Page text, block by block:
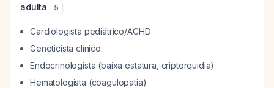
adulta
5 :
Cardiologista pediátrico/ACHD
Geneticista clínico
Endocrinologista (baixa estatura, criptorquidia)
Hematologista (coagulopatia)